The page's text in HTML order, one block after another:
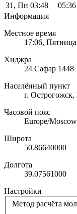
31, Пн 03:48 05:36
Информация
Местное время
17:06,
Хиджра
24 Сафар 1448
Населённый пункт
г. Острогожск,
Часовой пояс
Europe/Moscow
Широта
50.86640000
Долгота
39.07561000
Настройки
Метод расчёта